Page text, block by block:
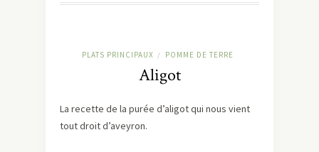
PLATS PRINCIPAUX / POMME DE TERRE
Aligot
La recette de la purée d’aligot qui nous vient
tout droit d’aveyron.